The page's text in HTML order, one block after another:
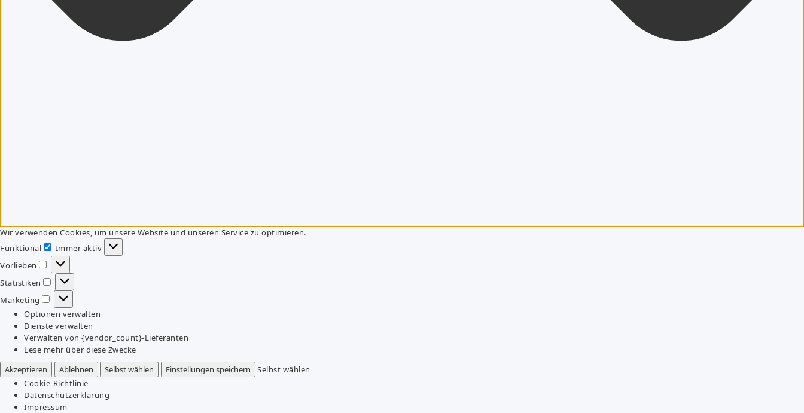
Wir verwenden Cookies, um unsere Website und unseren Service zu optimieren.
Funktional
Funktional
Immer aktiv
Vorlieben
Vorlieben
Statistiken
Statistiken
Marketing
Marketing
Optionen verwalten
Dienste verwalten
Verwalten von {vendor_count}-Lieferanten
Lese mehr über diese Zwecke
Akzeptieren
Ablehnen Selbst wählen Einstellungen speichern
Selbst wählen
Cookie-Richtlinie
Datenschutzerklärung
Impressum